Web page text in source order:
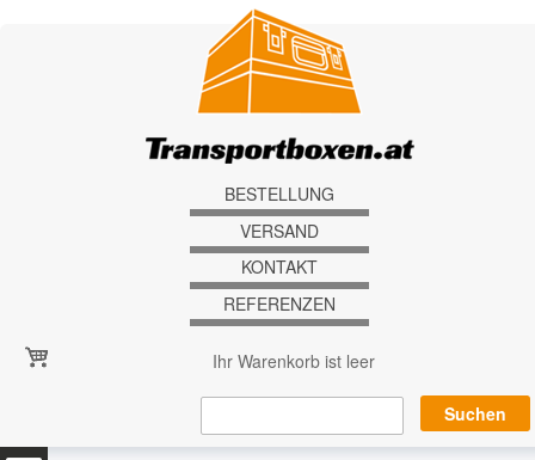
BESTELLUNG
VERSAND
KONTAKT
REFERENZEN
Ihr Warenkorb ist leer